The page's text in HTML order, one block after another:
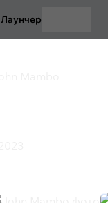
Лаунчер